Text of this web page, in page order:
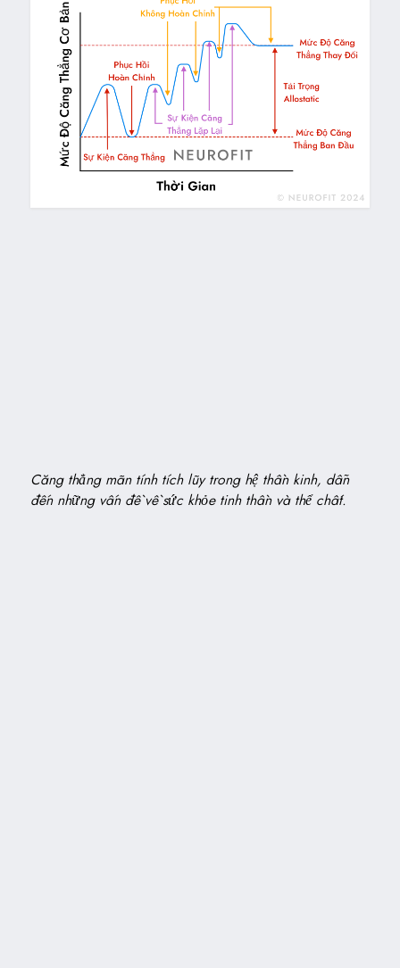
Căng thẳng mãn tính tích lũy trong hệ thần kinh, dẫn
đến những vấn đề về sức khỏe tinh thần và thể chất.